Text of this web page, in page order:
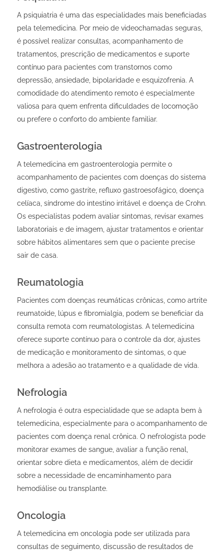
A psiquiatria é uma das especialidades mais beneficiadas
pela telemedicina. Por meio de videochamadas seguras,
é possível realizar consultas, acompanhamento de
tratamentos, prescrição de medicamentos e suporte
contínuo para pacientes com transtornos como
depressão, ansiedade, bipolaridade e esquizofrenia. A
comodidade do atendimento remoto é especialmente
valiosa para quem enfrenta dificuldades de locomoção
ou prefere o conforto do ambiente familiar.
Gastroenterologia
A telemedicina em gastroenterologia permite o
acompanhamento de pacientes com doenças do sistema
digestivo, como gastrite, refluxo gastroesofágico, doença
celíaca, síndrome do intestino irritável e doença de Crohn.
Os especialistas podem avaliar sintomas, revisar exames
laboratoriais e de imagem, ajustar tratamentos e orientar
sobre hábitos alimentares sem que o paciente precise
sair de casa.
Reumatologia
Pacientes com doenças reumáticas crônicas, como artrite
reumatoide, lúpus e fibromialgia, podem se beneficiar da
consulta remota com reumatologistas. A telemedicina
oferece suporte contínuo para o controle da dor, ajustes
de medicação e monitoramento de sintomas, o que
melhora a adesão ao tratamento e a qualidade de vida.
Nefrologia
A nefrologia é outra especialidade que se adapta bem à
telemedicina, especialmente para o acompanhamento de
pacientes com doença renal crônica. O nefrologista pode
monitorar exames de sangue, avaliar a função renal,
orientar sobre dieta e medicamentos, além de decidir
sobre a necessidade de encaminhamento para
hemodiálise ou transplante.
Oncologia
A telemedicina em oncologia pode ser utilizada para
consultas de seguimento, discussão de resultados de